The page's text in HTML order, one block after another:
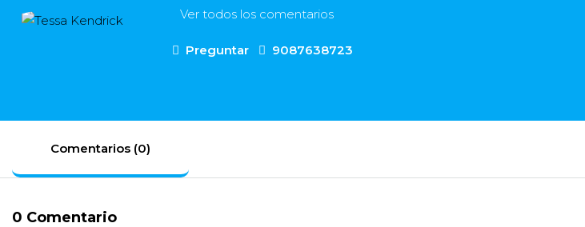
Ver todos los comentarios
Preguntar 9087638723
Comentarios (0)
0 Comentario